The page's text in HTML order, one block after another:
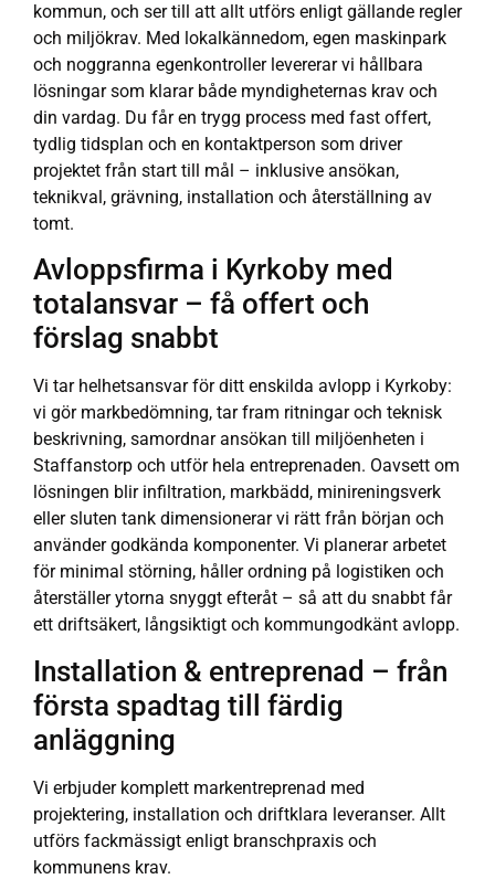
kommun, och ser till att allt utförs enligt gällande regler
och miljökrav. Med lokalkännedom, egen maskinpark
och noggranna egenkontroller levererar vi hållbara
lösningar som klarar både myndigheternas krav och
din vardag. Du får en trygg process med fast offert,
tydlig tidsplan och en kontaktperson som driver
projektet från start till mål – inklusive ansökan,
teknikval, grävning, installation och återställning av
tomt.
Avloppsfirma i Kyrkoby med
totalansvar – få offert och
förslag snabbt
Vi tar helhetsansvar för ditt enskilda avlopp i Kyrkoby:
vi gör markbedömning, tar fram ritningar och teknisk
beskrivning, samordnar ansökan till miljöenheten i
Staffanstorp och utför hela entreprenaden. Oavsett om
lösningen blir infiltration, markbädd, minireningsverk
eller sluten tank dimensionerar vi rätt från början och
använder godkända komponenter. Vi planerar arbetet
för minimal störning, håller ordning på logistiken och
återställer ytorna snyggt efteråt – så att du snabbt får
ett driftsäkert, långsiktigt och kommungodkänt avlopp.
Installation & entreprenad – från
första spadtag till färdig
anläggning
Vi erbjuder komplett markentreprenad med
projektering, installation och driftklara leveranser. Allt
utförs fackmässigt enligt branschpraxis och
kommunens krav.